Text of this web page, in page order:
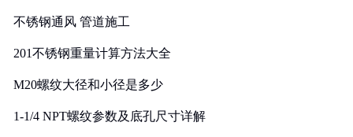
不锈钢通风 管道施工
201不锈钢重量计算方法大全
M20螺纹大径和小径是多少
1-1/4 NPT螺纹参数及底孔尺寸详解